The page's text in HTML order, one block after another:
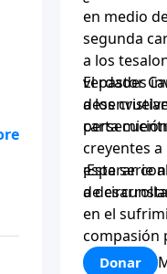
en medio
segunda
a los
verdades
a los
El pastor
carta
creyentes
esperar
de
¡Esta serie
a
en el
compasión
Donar